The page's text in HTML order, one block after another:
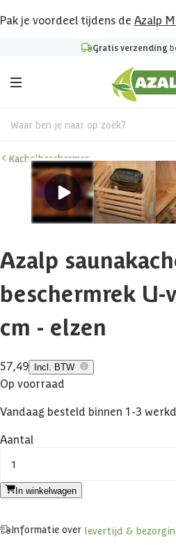
Pak je voordeel tijdens de Azalp
Gratis verzending
Waar ben je naar op zoek?
Kachelbeschermer
Azalp
beschermrek U-
cm - elzen
57,49 Incl. BTW
Op voorraad
Vandaag besteld binnen 1-3
Aantal
1
In winkelwagen
Informatie over levertijd &